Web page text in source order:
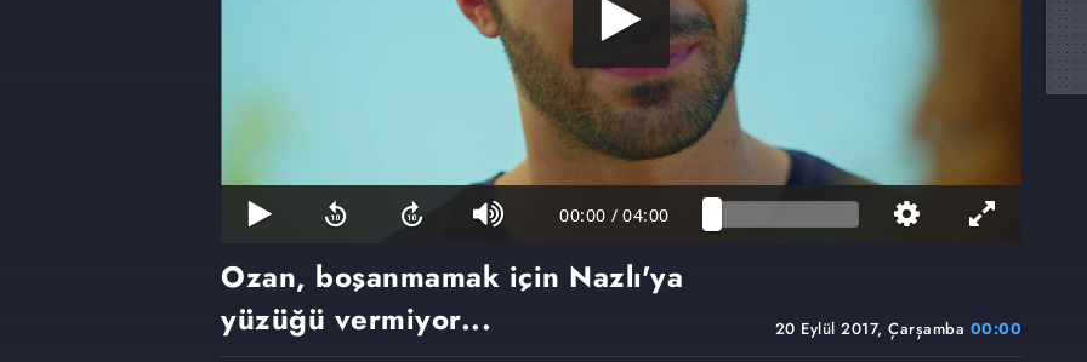
00:00 / 04:00
20 Eylül 2017, Çarşamba 00:00
Ozan, boşanmamak için Nazlı'ya
yüzüğü vermiyor...